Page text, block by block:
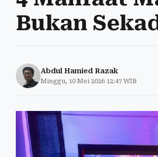
Bukan
Abdul Hamied Razak
Minggu, 10 Mei 2026 12:47 WIB